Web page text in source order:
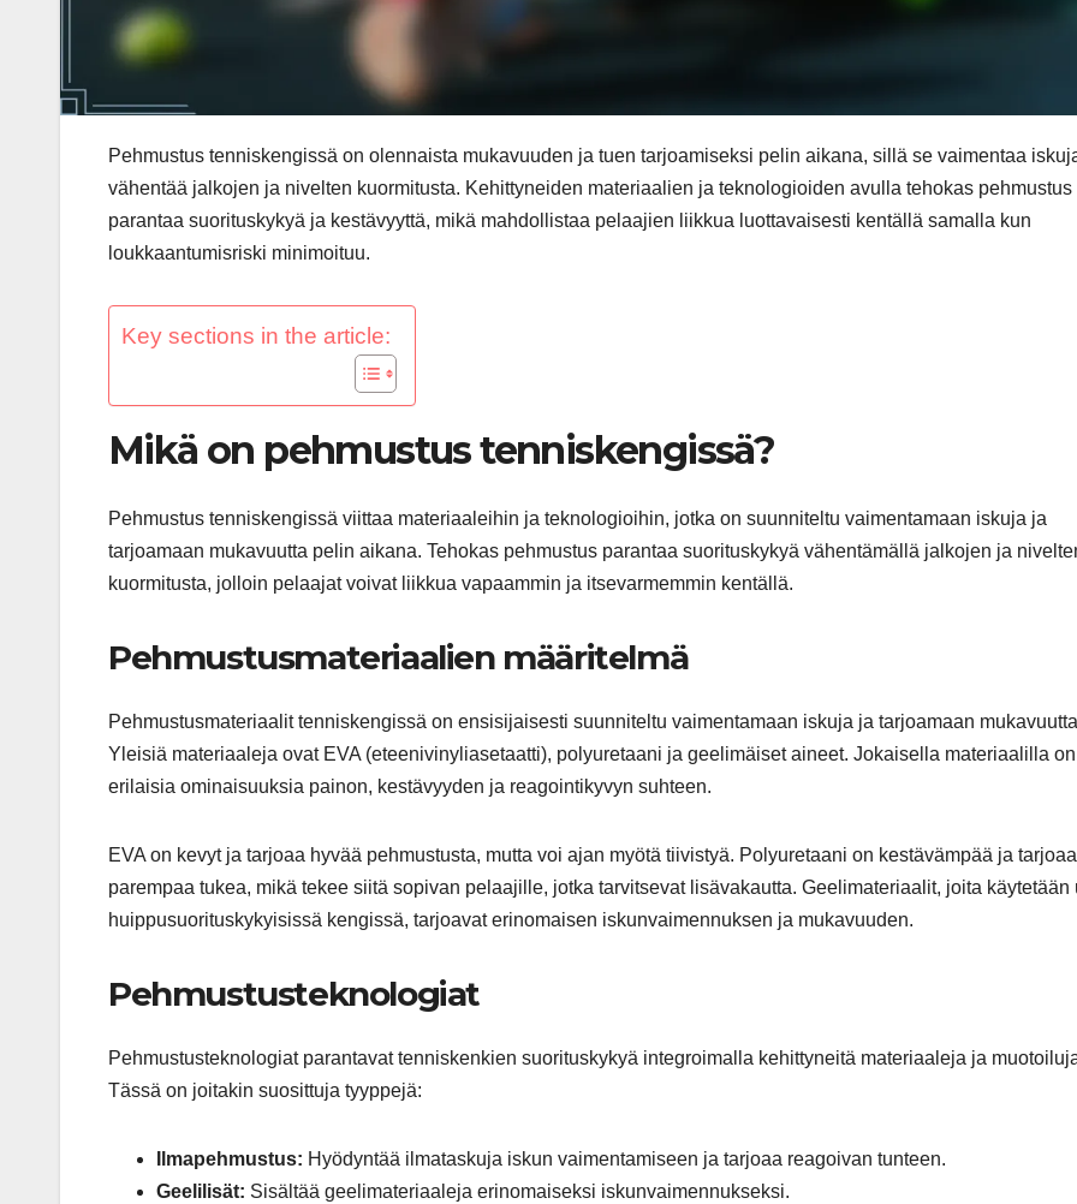
Pehmustus tenniskengissä on olennaista mukavuuden ja tuen tarjoamiseksi pelin aikana, sillä se vaimentaa
vähentää jalkojen ja nivelten kuormitusta. Kehittyneiden materiaalien ja teknologioiden avulla tehokas pehmustus
parantaa suorituskykyä ja kestävyyttä, mikä mahdollistaa pelaajien liikkua luottavaisesti kentällä samalla kun
loukkaantumisriski minimoituu.
Key sections in the article:
Mikä on pehmustus tenniskengissä?
Pehmustus tenniskengissä viittaa materiaaleihin ja teknologioihin, jotka on suunniteltu vaimentamaan iskuja ja
tarjoamaan mukavuutta pelin aikana. Tehokas pehmustus parantaa suorituskykyä vähentämällä jalkojen ja
kuormitusta, jolloin pelaajat voivat liikkua vapaammin ja itsevarmemmin kentällä.
Pehmustusmateriaalien määritelmä
Pehmustusmateriaalit tenniskengissä on ensisijaisesti suunniteltu vaimentamaan iskuja ja tarjoamaan
Yleisiä materiaaleja ovat EVA (eteenivinyliasetaatti), polyuretaani ja geelimäiset aineet. Jokaisella materiaalilla on
erilaisia ominaisuuksia painon, kestävyyden ja reagointikyvyn suhteen.
EVA on kevyt ja tarjoaa hyvää pehmustusta, mutta voi ajan myötä tiivistyä. Polyuretaani on kestävämpää ja tarjoaa
parempaa tukea, mikä tekee siitä sopivan pelaajille, jotka tarvitsevat lisävakautta. Geelimateriaalit, joita käytetään
huippusuorituskykyisissä kengissä, tarjoavat erinomaisen iskunvaimennuksen ja mukavuuden.
Pehmustusteknologiat
Pehmustusteknologiat parantavat tenniskenkien suorituskykyä integroimalla kehittyneitä materiaaleja ja
Tässä on joitakin suosittuja tyyppejä:
Ilmapehmustus: Hyödyntää ilmataskuja iskun vaimentamiseen ja tarjoaa reagoivan tunteen.
Geelilisät: Sisältää geelimateriaaleja erinomaiseksi iskunvaimennukseksi.